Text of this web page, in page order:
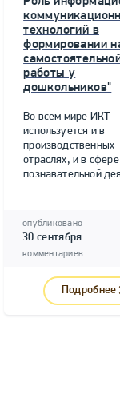
технологий в
формировании
работы у
дошкольников"
Во всем мире ИКТ
используется и в
производственных
отраслях, и в сфере
познавательной
опубликовано
30 сентября
комментариев
Подробнее